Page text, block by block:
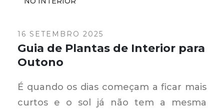
16 SETEMBRO 2025
Guia de Plantas de Interior para
Outono
É quando os dias começam a ficar mais
curtos e o sol já não tem a mesma